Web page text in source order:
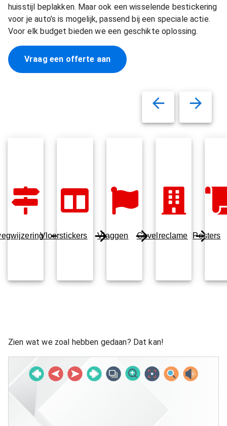
huisstijl beplakken. Maar ook een wisselende bestickering
voor je auto’s is mogelijk, passend bij een speciale actie.
Voor elk budget bieden we een geschikte oplossing.
Vraag een offerte aan
Vloerstickers Vlaggen Gevelreclame Posters
Zien wat we zoal hebben gedaan? Dat kan!